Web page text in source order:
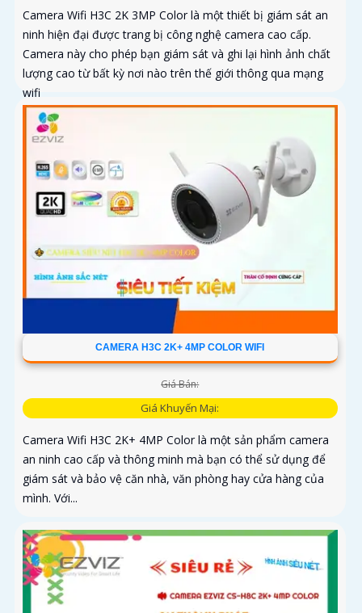
Camera Wifi H3C 2K 3MP Color là một thiết bị giám sát an
ninh hiện đại được trang bị công nghệ camera cao cấp.
Camera này cho phép bạn giám sát và ghi lại hình ảnh chất
lượng cao từ bất kỳ nơi nào trên thế giới thông qua mạng
wifi
CAMERA H3C 2K+ 4MP COLOR WIFI
Giá Bán:
Giá Khuyến Mại:
Camera Wifi H3C 2K+ 4MP Color là một sản phẩm camera
an ninh cao cấp và thông minh mà bạn có thể sử dụng để
giám sát và bảo vệ căn nhà, văn phòng hay cửa hàng của
mình. Với...